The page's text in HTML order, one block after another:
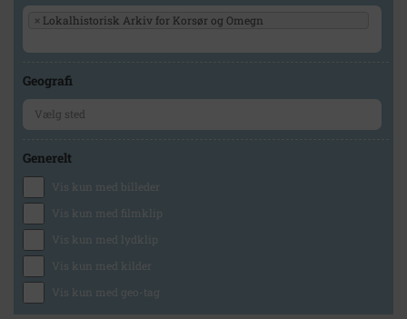
× Lokalhistorisk Arkiv for Korsør og Omegn
Geografi
Generelt
Vis kun med billeder
Vis kun med filmklip
Vis kun med lydklip
Vis kun med kilder
Vis kun med geo-tag